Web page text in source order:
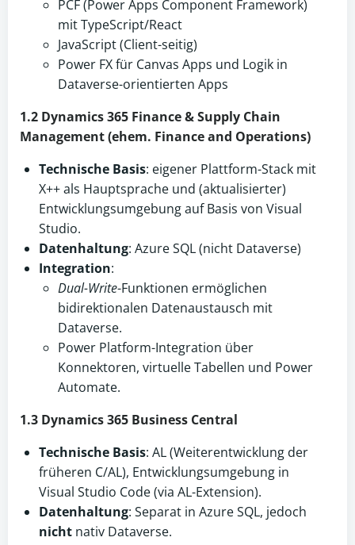
PCF (Power Apps Component Framework)
mit TypeScript/React
JavaScript (Client-seitig)
Power FX für Canvas Apps und Logik in
Dataverse-orientierten Apps
1.2 Dynamics 365 Finance & Supply Chain
Management (ehem. Finance and Operations)
Technische Basis: eigener Plattform-Stack mit
X++ als Hauptsprache und (aktualisierter)
Entwicklungsumgebung auf Basis von Visual
Studio.
Datenhaltung: Azure SQL (nicht Dataverse)
Integration:
Dual-Write-Funktionen ermöglichen
bidirektionalen Datenaustausch mit
Dataverse.
Power Platform-Integration über
Konnektoren, virtuelle Tabellen und Power
Automate.
1.3 Dynamics 365 Business Central
Technische Basis: AL (Weiterentwicklung der
früheren C/AL), Entwicklungsumgebung in
Visual Studio Code (via AL-Extension).
Datenhaltung: Separat in Azure SQL, jedoch
nicht nativ Dataverse.